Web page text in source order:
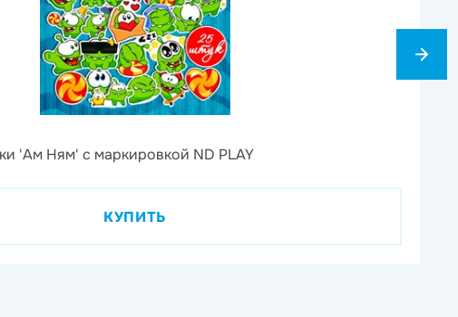
'Ам Ням' с маркировкой ND PLAY
КУПИТЬ